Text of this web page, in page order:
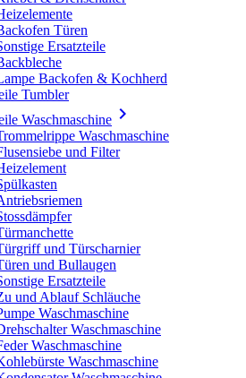
Türen
Ersatzteile
Backofen & Kochherd
Tumbler
Waschmaschine 
Waschmaschine
und Filter
und Türscharnier
und Bullaugen
Ersatzteile
und Ablauf Schläuche
Waschmaschine
Waschmaschine
Waschmaschine
Waschmaschine